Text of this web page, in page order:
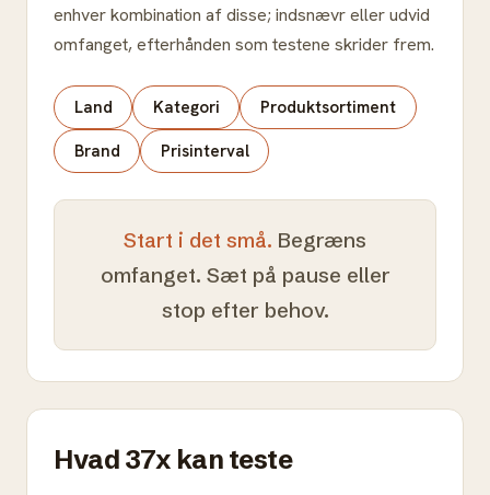
enhver kombination af disse; indsnævr eller udvid
omfanget, efterhånden som testene skrider frem.
Land Kategori
Produktsortiment
Brand
Prisinterval
Start i det små. Begræns
omfanget. Sæt på pause eller
stop efter behov.
Hvad 37x kan teste